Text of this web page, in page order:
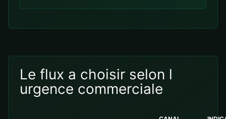
Le flux a choisir selon l
urgence commerciale